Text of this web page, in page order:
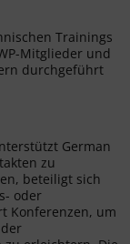
Trainings
Mitglieder und
durchgeführt
German
zu
beteiligt sich
oder
Konferenzen, um